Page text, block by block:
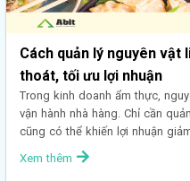
Cách quản lý nguyên vật
thoát, tối ưu lợi nhuận
Trong kinh doanh ẩm thực,
vận hành nhà hàng. Chỉ cần
cũng có thể khiến lợi nhuận
Xem thêm